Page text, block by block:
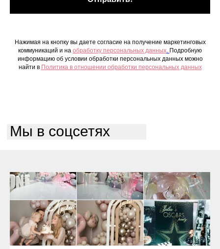
Нажимая на кнопку вы даете согласие на получение маркетинговых
коммуникаций и на обработку персональных данных. Подробную
информацию об условии обработки персональных данных можно
найти в Политика в отношении обработки персональных данных
Мы в соцсетях